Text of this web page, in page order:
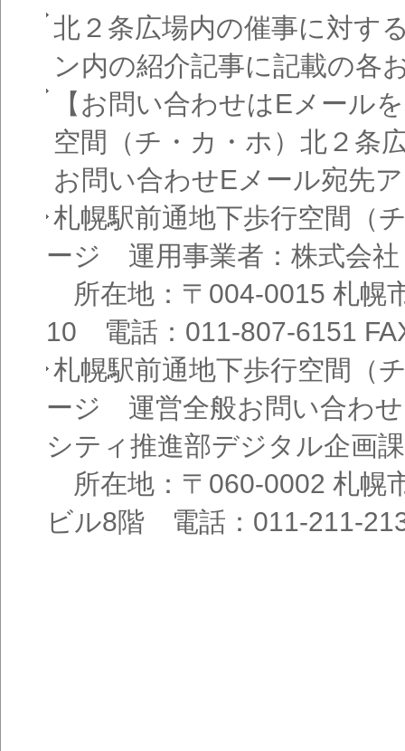
覧
北２条広場内の催事に対す
ン内の紹介記事に記載の各
【お問い合わせはEメール
空間（チ・カ・ホ）北２条
お問い合わせEメール宛先
札幌駅前通地下歩行空間（
ージ 運用事業者：株式会
所在地：〒004-0015 札幌
10 電話：011-807-6151
札幌駅前通地下歩行空間（
ージ 運営全般お問い合わ
シティ推進部デジタル企画課
所在地：〒060-0002 札幌
ビル8階 電話：011-211-